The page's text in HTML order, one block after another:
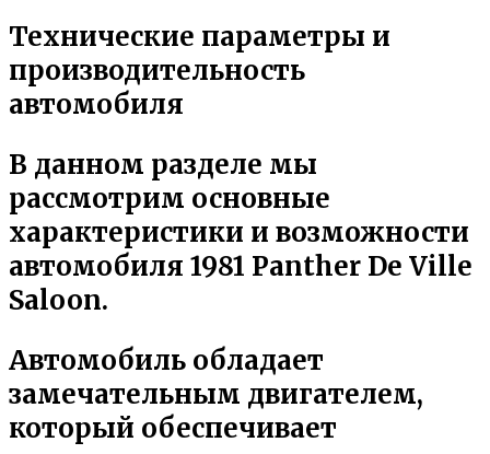
Технические параметры и
производительность
автомобиля
В данном разделе мы
рассмотрим основные
характеристики и возможности
автомобиля 1981 Panther De Ville
Saloon.
Автомобиль обладает
замечательным двигателем,
который обеспечивает